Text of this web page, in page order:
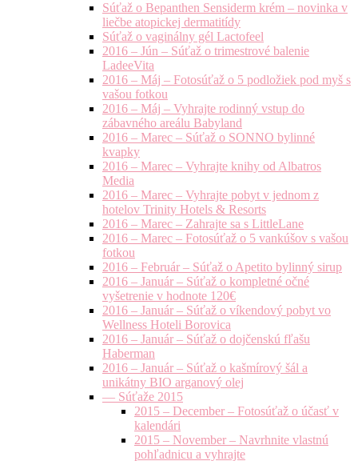
Súťaž o Bepanthen Sensiderm krém – novinka v
liečbe atopickej dermatitídy
Súťaž o vaginálny gél Lactofeel
2016 – Jún – Súťaž o trimestrové balenie
LadeeVita
2016 – Máj – Fotosúťaž o 5 podložiek pod myš s
vašou fotkou
2016 – Máj – Vyhrajte rodinný vstup do
zábavného areálu Babyland
2016 – Marec – Súťaž o SONNO bylinné
kvapky
2016 – Marec – Vyhrajte knihy od Albatros
Media
2016 – Marec – Vyhrajte pobyt v jednom z
hotelov Trinity Hotels & Resorts
2016 – Marec – Zahrajte sa s LittleLane
2016 – Marec – Fotosúťaž o 5 vankúšov s vašou
fotkou
2016 – Február – Súťaž o Apetito bylinný sirup
2016 – Január – Súťaž o kompletné očné
vyšetrenie v hodnote 120€
2016 – Január – Súťaž o víkendový pobyt vo
Wellness Hoteli Borovica
2016 – Január – Súťaž o dojčenskú fľašu
Haberman
2016 – Január – Súťaž o kašmírový šál a
unikátny BIO arganový olej
— Súťaže 2015
2015 – December – Fotosúťaž o účasť v
kalendári
2015 – November – Navrhnite vlastnú
pohľadnicu a vyhrajte